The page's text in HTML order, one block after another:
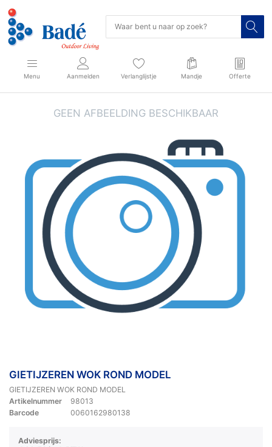
Menu Aanmelden Verlanglijstje Mandje Offerte
GIETIJZEREN WOK ROND MODEL
GIETIJZEREN WOK ROND MODEL
Artikelnummer
98013
Barcode
0060162980138
Adviesprijs: